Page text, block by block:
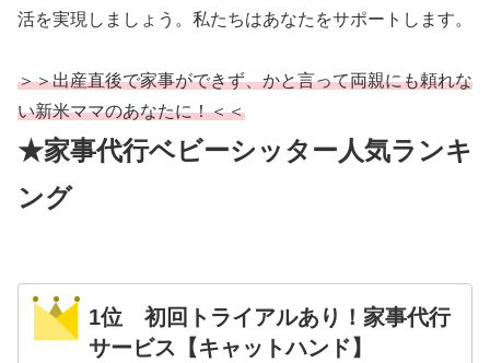
活を実現しましょう。私たちはあなたをサポートします。
＞＞出産直後で家事ができず、かと言って両親にも頼れな
い新米ママのあなたに！＜＜
★家事代行ベビーシッター人気ランキ
ング
1位 初回トライアルあり！家事代行
サービス【キャットハンド】